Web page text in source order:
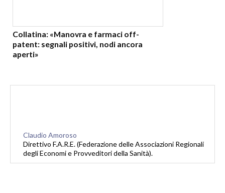
Collatina: «Manovra e farmaci off-
patent: segnali positivi, nodi ancora
aperti»
Claudio Amoroso
Direttivo F.A.R.E. (Federazione delle Associazioni Regionali
degli Economi e Provveditori della Sanità).